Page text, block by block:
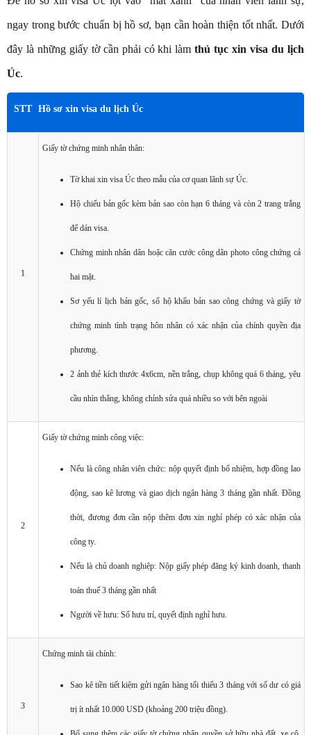
ngay trong bước chuẩn bị hồ sơ, bạn cần hoàn thiện tốt nhất. Dưới
đây là những giấy tờ cần phải có khi làmthủ tục xin visa du lịch
Úc.
STT Hồ sơ xin visa du lịch Úc
1
Giấy tờ chứng minh nhân thân:
Tờ khai xin visa Úc theo mẫu của cơ quan lãnh sự Úc.
Hộ chiếu bản gốc kèm bản sao còn hạn 6 tháng và còn 2 trang trắng
để dán visa.
Chứng minh nhân dân hoặc căn cước công dân photo công chứng cả
hai mặt.
Sơ yếu lí lịch bản gốc, sổ hộ khẩu bản sao công chứng và giấy tờ
chứng minh tình trạng hôn nhân có xác nhận của chính quyền địa
phương.
2 ảnh thẻ kích thước 4x6cm, nền trắng, chụp không quá 6 tháng, yêu
cầu nhìn thẳng, không chỉnh sửa quá nhiều so với bên ngoài
2
Giấy tờ chứng minh công việc:
Nếu là công nhân viên chức: nộp quyết định bổ nhiệm, hợp đồng lao
động, sao kê lương và giao dịch ngân hàng 3 tháng gần nhất. Đồng
thời, đương đơn cần nộp thêm đơn xin nghỉ phép có xác nhận của
công ty.
Nếu là chủ doanh nghiệp: Nộp giấy phép đăng ký kinh doanh, thanh
toán thuế 3 tháng gần nhất
Người về hưu: Sổ hưu trí, quyết định nghỉ hưu.
3
Chứng minh tài chính:
Sao kê tiền tiết kiệm gửi ngân hàng tối thiểu 3 tháng với số dư có giá
trị ít nhất 10.000 USD (khoảng 200 triệu đồng).